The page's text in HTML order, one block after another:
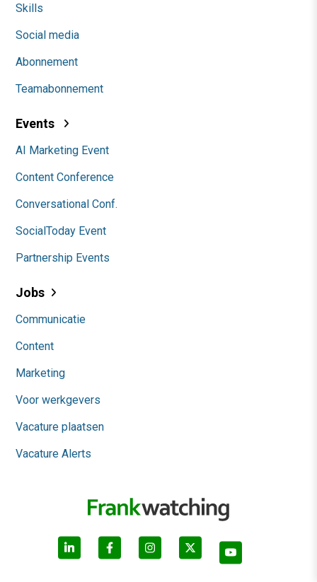
Skills
Social media
Abonnement
Teamabonnement
Events
AI Marketing Event
Content Conference
Conversational Conf.
SocialToday Event
Partnership Events
Jobs
Communicatie
Content
Marketing
Voor werkgevers
Vacature plaatsen
Vacature Alerts